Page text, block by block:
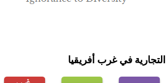
في غرب أفريقيا